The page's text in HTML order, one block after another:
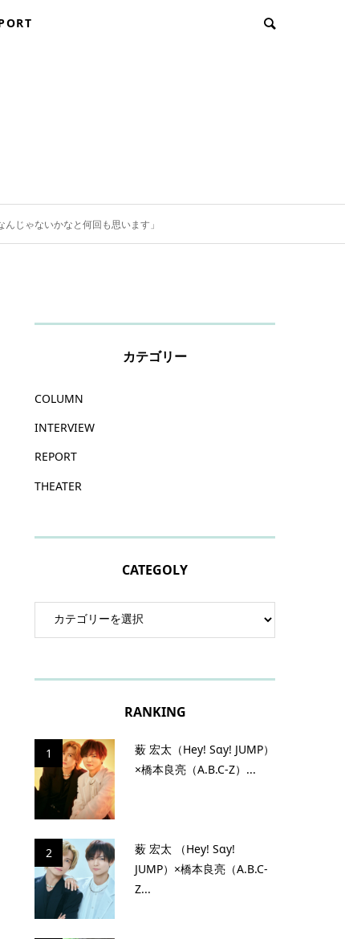
じゃないかなと何回も思います」
カテゴリー
COLUMN
INTERVIEW
REPORT
THEATER
CATEGOLY
RANKING
1
薮 宏太（Hey! Sɑy! JUMP）
×橋本良亮（A.B.C-Z）...
2
薮 宏太 （Hey! Sɑy!
JUMP）×橋本良亮（A.B.C-
Z...